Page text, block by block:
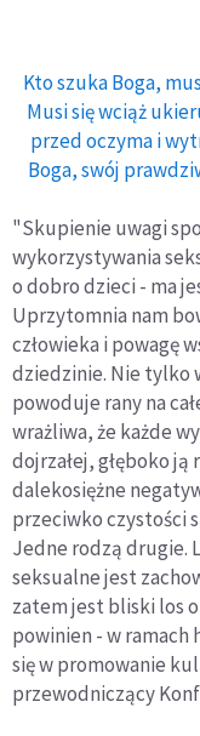
Kto szuka Boga,
Musi się wciąż
przed oczyma i
Boga, swój
"Skupienie uwagi
wykorzystywania
o dobro dzieci - ma
Uprzytomnia nam
człowieka i powagę
dziedzinie. Nie tylko
powoduje rany na
wrażliwa, że każde
dojrzałej, głęboko
dalekosiężne
przeciwko czystości
Jedne rodzą drugie.
seksualne jest
zatem jest bliski los
powinien - w ramach
się w promowanie
przewodniczący